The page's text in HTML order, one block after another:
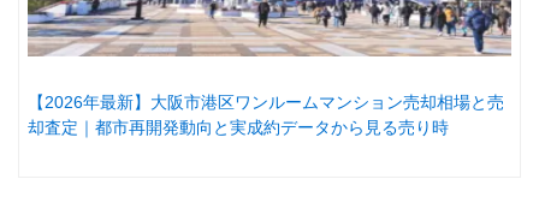
【2026年最新】大阪市港区ワンルームマンション売却相場と売
却査定｜都市再開発動向と実成約データから見る売り時